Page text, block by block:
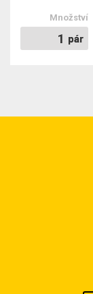
pár
pár
Množství